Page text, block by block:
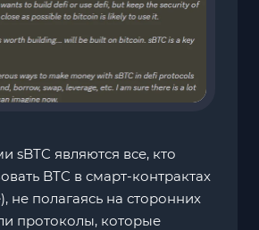
sBTC являются все, кто
BTC в смарт-контрактах
не полагаясь на сторонних
протоколы, которые